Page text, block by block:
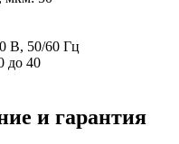
В, 50/60 Гц
до 40
и гарантия